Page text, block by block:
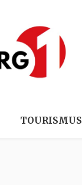
TOURISMUS